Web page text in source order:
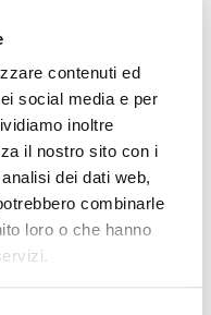
contenuti ed
social media e per
inoltre
il nostro sito con i
dei dati web,
combinarle
loro o che hanno
dal II al IV sec.
Mondatori